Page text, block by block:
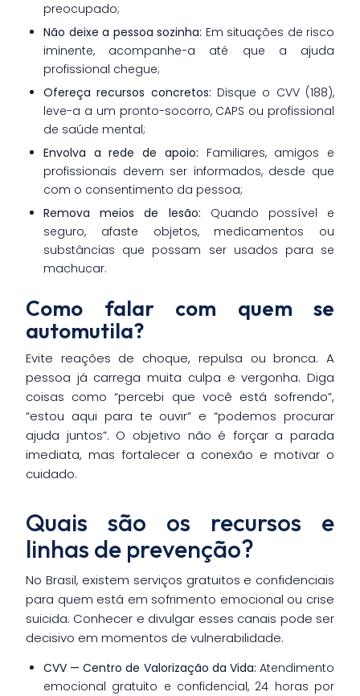
preocupado;
Não deixe a pessoa sozinha: Em situações de risco
iminente, acompanhe-a até que a ajuda
profissional chegue;
Ofereça recursos concretos: Disque o CVV (188),
leve-a a um pronto-socorro, CAPS ou profissional
de saúde mental;
Envolva a rede de apoio: Familiares, amigos e
profissionais devem ser informados, desde que
com o consentimento da pessoa;
Remova meios de lesão: Quando possível e
seguro, afaste objetos, medicamentos ou
substâncias que possam ser usados para se
machucar.
Como falar com quem se
automutila?
Evite reações de choque, repulsa ou bronca. A
pessoa já carrega muita culpa e vergonha. Diga
coisas como “percebi que você está sofrendo”,
“estou aqui para te ouvir” e “podemos procurar
ajuda juntos”. O objetivo não é forçar a parada
imediata, mas fortalecer a conexão e motivar o
cuidado.
Quais são os recursos e
linhas de prevenção?
No Brasil, existem serviços gratuitos e confidenciais
para quem está em sofrimento emocional ou crise
suicida. Conhecer e divulgar esses canais pode ser
decisivo em momentos de vulnerabilidade.
CVV — Centro de Valorização da Vida: Atendimento
emocional gratuito e confidencial, 24 horas por